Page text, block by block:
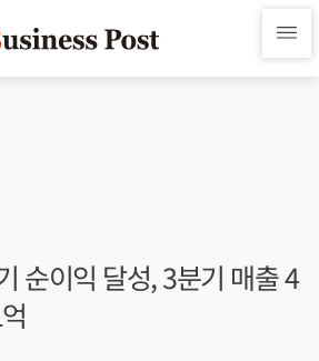
순이익 달성, 3분기 매출 4